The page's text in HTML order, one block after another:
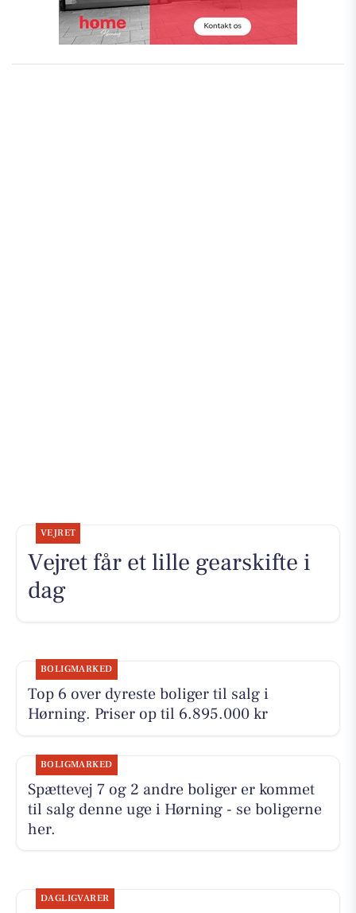
VEJRET
Vejret får et lille gearskifte i
dag
BOLIGMARKED
Top 6 over dyreste boliger til salg i
Hørning. Priser op til 6.895.000 kr
BOLIGMARKED
Spættevej 7 og 2 andre boliger er kommet
til salg denne uge i Hørning - se boligerne
her.
DAGLIGVARER